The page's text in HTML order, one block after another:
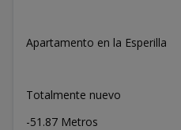
Apartamento en la Esperilla
Totalmente nuevo
-51.87 Metros